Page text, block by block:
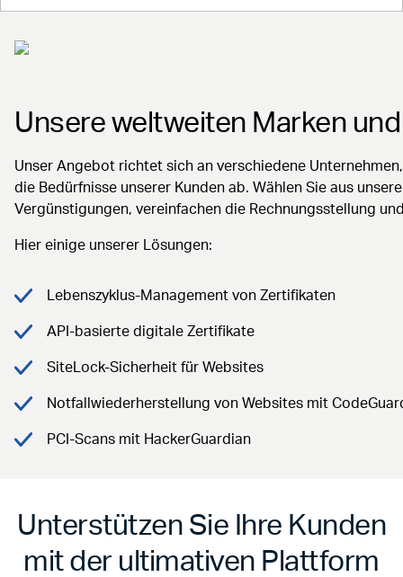
Unsere weltweiten Marken
Unser Angebot richtet sich an verschiedene
die Bedürfnisse unserer Kunden ab. Wählen Sie aus
Vergünstigungen, vereinfachen die Rechnungsstellung
Hier einige unserer Lösungen:
Lebenszyklus-Management von Zertifikaten
API-basierte digitale Zertifikate
SiteLock-Sicherheit für Websites
Notfallwiederherstellung von Websites mit
PCI-Scans mit HackerGuardian
Unterstützen Sie Ihre Kunden
mit der ultimativen Plattform